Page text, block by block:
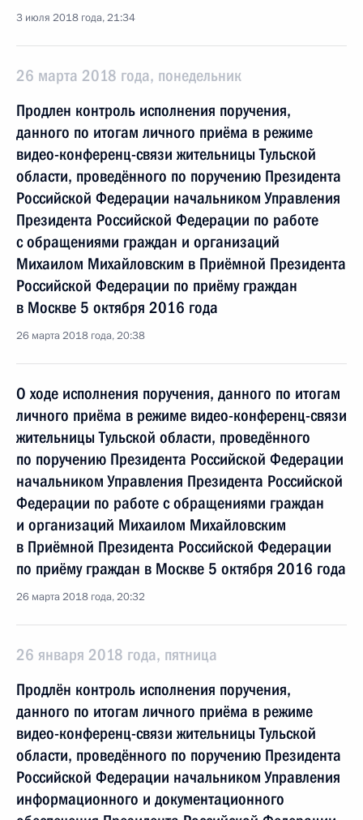
3 июля 2018 года, 21:34
26 марта 2018 года, понедельник
Продлен контроль исполнения поручения,
данного по итогам личного приёма в режиме
видео-конференц-связи жительницы Тульской
области, проведённого по поручению Президента
Российской Федерации начальником Управления
Президента Российской Федерации по работе
с обращениями граждан и организаций
Михаилом Михайловским в Приёмной Президента
Российской Федерации по приёму граждан
в Москве 5 октября 2016 года
26 марта 2018 года, 20:38
О ходе исполнения поручения, данного по итогам
личного приёма в режиме видео-конференц-связи
жительницы Тульской области, проведённого
по поручению Президента Российской Федерации
начальником Управления Президента Российской
Федерации по работе с обращениями граждан
и организаций Михаилом Михайловским
в Приёмной Президента Российской Федерации
по приёму граждан в Москве 5 октября 2016 года
26 марта 2018 года, 20:32
26 января 2018 года, пятница
Продлён контроль исполнения поручения,
данного по итогам личного приёма в режиме
видео-конференц-связи жительницы Тульской
области, проведённого по поручению Президента
Российской Федерации начальником Управления
информационного и документационного